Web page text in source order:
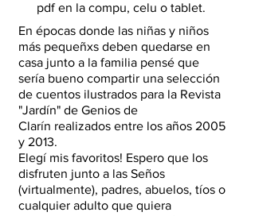
pdf en la compu, celu o tablet.
En épocas donde las niñas y niños
más pequeñxs deben quedarse en
casa junto a la familia pensé que
sería bueno compartir una selección
de cuentos ilustrados para la Revista
"Jardín" de Genios de
Clarín realizados entre los años 2005
y 2013.
Elegí mis favoritos! Espero que los
disfruten junto a las Seños
(virtualmente), padres, abuelos, tíos o
cualquier adulto que quiera